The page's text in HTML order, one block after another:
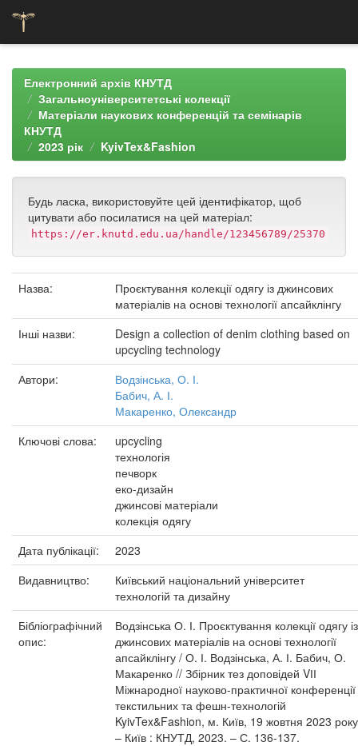
navigationЕлектронний архів КНУТД
Загальноуніверситетські колекції
Матеріали наукових конференцій та семінарів
КНУТД
2023 рік
KyivTex&Fashion
Будь ласка, використовуйте цей ідентифікатор, щоб
цитувати або посилатися на цей матеріал:
https://er.knutd.edu.ua/handle/123456789/25370
Назва:
Проєктування колекції одягу із джинсових
матеріалів на основі технології апсайклінгу
Інші назви:
Design a collection of denim clothing based on
upcycling technology
Автори:
Водзінська, О. І.
Бабич, А. І.
Макаренко, Олександр
Ключові слова:
upcycling
технологія
печворк
еко-дизайн
джинсові матеріали
колекція одягу
Дата публікації:
2023
Видавництво:
Київський національний університет
технологій та дизайну
Бібліографічний
опис:
Водзінська О. І. Проєктування колекції одягу із
джинсових матеріалів на основі технології
апсайклінгу / О. І. Водзінська, А. І. Бабич, О.
Макаренко // Збірник тез доповідей VІІ
Міжнародної науково-практичної конференції
текстильних та фешн-технологій
KyivTex&Fashion, м. Київ, 19 жовтня 2023
– Київ : КНУТД, 2023. – С. 136-137.